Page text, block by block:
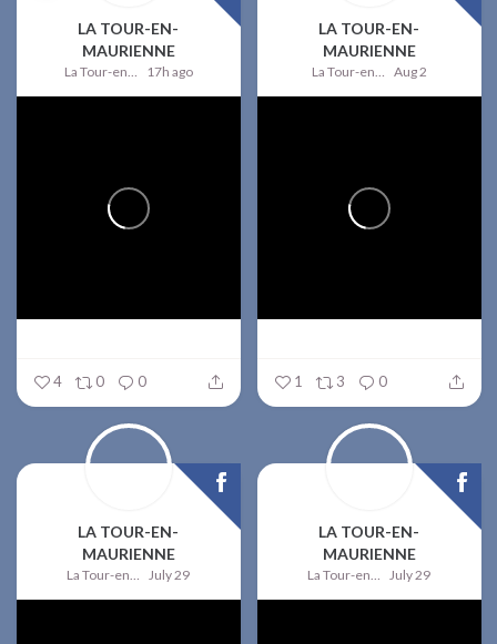
LA TOUR-EN-
MAURIENNE
La Tour-en-Maurienne 17h ago
4 0 0
LA TOUR-EN-
MAURIENNE
La Tour-en-Maurienne Aug 2
1 3 0
LA TOUR-EN-
MAURIENNE
La Tour-en-Maurienne July 29
LA TOUR-EN-
MAURIENNE
La Tour-en-Maurienne July 29